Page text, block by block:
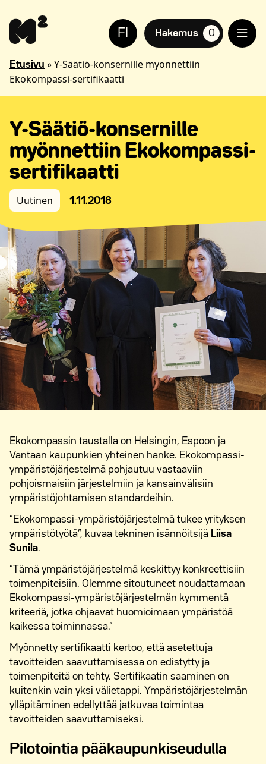
sisältöön
sivuston
käyttöön
FI Hakemus
suosikkiasuntoja,
0
Etusivu »Y-Säätiö-konsernille myönnettiin
Ekokompassi-sertifikaatti
Y-Säätiö-konsernille
myönnettiin Ekokompassi-
sertifikaatti
Uutinen 1.11.2018
Ekokompassin taustalla on Helsingin, Espoon ja
Vantaan kaupunkien yhteinen hanke. Ekokompassi-
ympäristöjärjestelmä pohjautuu vastaaviin
pohjoismaisiin järjestelmiin ja kansainvälisiin
ympäristöjohtamisen standardeihin.
”Ekokompassi-ympäristöjärjestelmä tukee yrityksen
ympäristötyötä”, kuvaa tekninen isännöitsijä Liisa
Sunila.
”Tämä ympäristöjärjestelmä keskittyy konkreettisiin
toimenpiteisiin. Olemme sitoutuneet noudattamaan
Ekokompassi-ympäristöjärjestelmän kymmentä
kriteeriä, jotka ohjaavat huomioimaan ympäristöä
kaikessa toiminnassa.”
Myönnetty sertifikaatti kertoo, että asetettuja
tavoitteiden saavuttamisessa on edistytty ja
toimenpiteitä on tehty. Sertifikaatin saaminen on
kuitenkin vain yksi välietappi. Ympäristöjärjestelmän
ylläpitäminen edellyttää jatkuvaa toimintaa
tavoitteiden saavuttamiseksi.
Pilotointia pääkaupunkiseudulla